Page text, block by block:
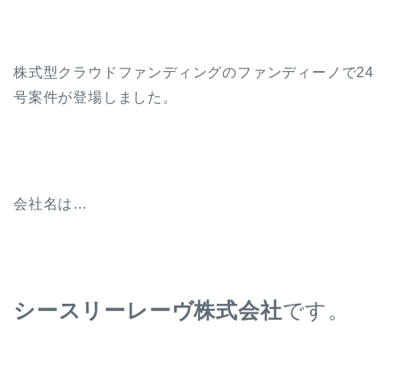
株式型クラウドファンディングのファンディーノで24
号案件が登場しました。
会社名は…
シースリーレーヴ株式会社です。